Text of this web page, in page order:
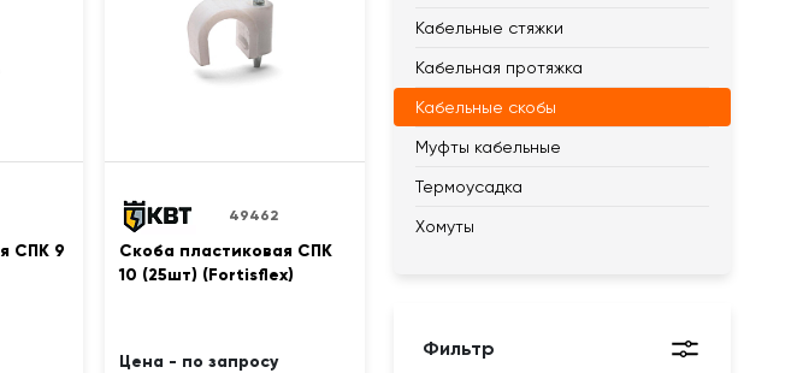
Кабельные стяжки
Кабельная протяжка
Кабельные скобы
Муфты кабельные
Термоусадка
Хомуты
Фильтр
СПК 9
49462
Скоба пластиковая СПК
10 (25шт) (Fortisflex)
Цена - по запросу